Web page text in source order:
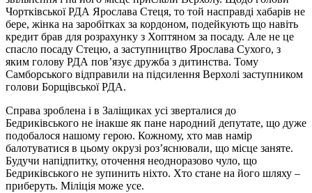
Чортківської РДА Ярослава Стеця, то той насправді хабарів не
бере, жінка на заробітках за кордоном, подейкують що навіть
кредит брав для розрахунку з Хоптяном за посаду. Але не це
спасло посаду Стецю, а заступництво Ярослава Сухого, з
яким голову РДА пов’язує дружба з дитинства. Тому
Самборського відправили на підсилення Верхолі заступником
голови Борщівської РДА.
Справа зроблена і в Заліщиках усі зверталися до
Бедриківського не інакше як пане народний депутате, що дуже
подобалося нашому герою. Кожному, хто мав намір
балотуватися в цьому окрузі роз’яснювали, що місце заняте.
Будучи напідпитку, оточення неодноразово чуло, що
Бедриківського не зупинить ніхто. Хто стане на його шляху –
приберуть. Міліція може усе.